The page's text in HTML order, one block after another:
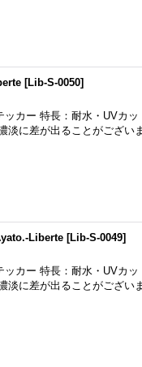
[Lib-S-0050]
ッカー 特長：耐水・UVカ
淡に差が出ることがござい
Liberte [Lib-S-0049]
ッカー 特長：耐水・UVカ
淡に差が出ることがござい